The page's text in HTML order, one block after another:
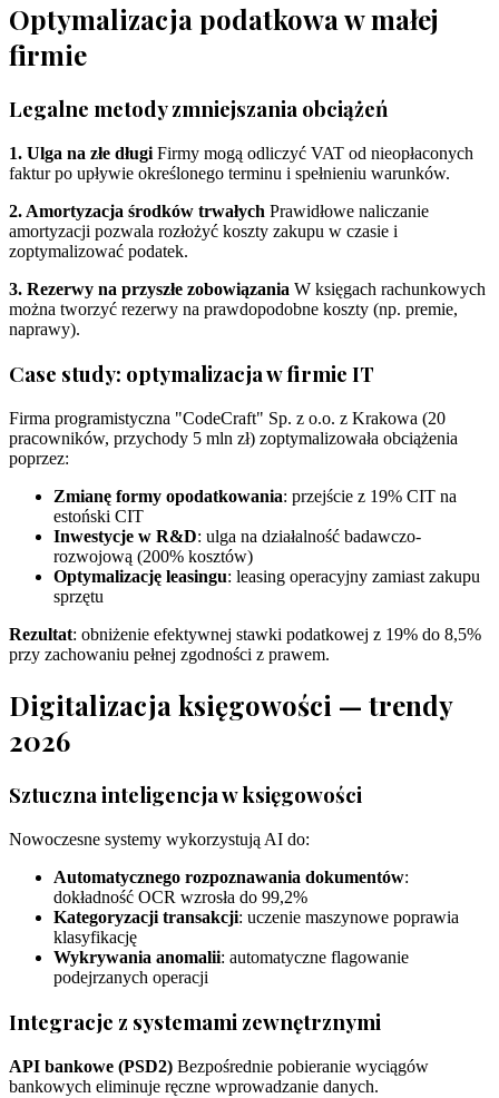
Optymalizacja podatkowa w małej
firmie
Legalne metody zmniejszania obciążeń
1. Ulga na złe długi Firmy mogą odliczyć VAT od nieopłaconych
faktur po upływie określonego terminu i spełnieniu warunków.
2. Amortyzacja środków trwałych Prawidłowe naliczanie
amortyzacji pozwala rozłożyć koszty zakupu w czasie i
zoptymalizować podatek.
3. Rezerwy na przyszłe zobowiązania W księgach rachunkowych
można tworzyć rezerwy na prawdopodobne koszty (np. premie,
naprawy).
Case study: optymalizacja w firmie IT
Firma programistyczna "CodeCraft" Sp. z o.o. z Krakowa (20
pracowników, przychody 5 mln zł) zoptymalizowała obciążenia
poprzez:
Zmianę formy opodatkowania: przejście z 19% CIT na
estoński CIT
Inwestycje w R&D: ulga na działalność badawczo-
rozwojową (200% kosztów)
Optymalizację leasingu: leasing operacyjny zamiast zakupu
sprzętu
Rezultat: obniżenie efektywnej stawki podatkowej z 19% do 8,5%
przy zachowaniu pełnej zgodności z prawem.
Digitalizacja księgowości — trendy
2026
Sztuczna inteligencja w księgowości
Nowoczesne systemy wykorzystują AI do:
Automatycznego rozpoznawania dokumentów:
dokładność OCR wzrosła do 99,2%
Kategoryzacji transakcji: uczenie maszynowe poprawia
klasyfikację
Wykrywania anomalii: automatyczne flagowanie
podejrzanych operacji
Integracje z systemami zewnętrznymi
API bankowe (PSD2) Bezpośrednie pobieranie wyciągów
bankowych eliminuje ręczne wprowadzanie danych.